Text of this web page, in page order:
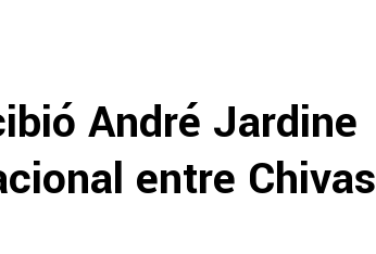
André Jardine
entre Chivas